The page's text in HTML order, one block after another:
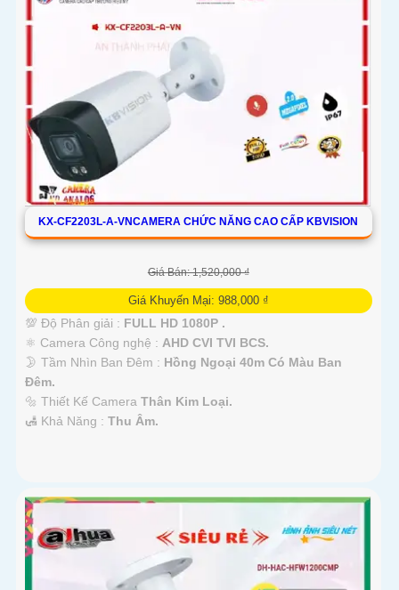
KX-CF2203L-A-VNCAMERA CHỨC NĂNG CAO CẤP KBVISION
Giá Bán: 1,520,000 ₫
Giá Khuyến Mại: 988,000 ₫
💯 Độ Phân giải : FULL HD 1080P .
⚛️ Camera Công nghệ : AHD CVI TVI BCS.
🌛 Tầm Nhìn Ban Đêm : Hồng Ngoại 40m Có Màu Ban
Đêm.
🔩 Thiết Kế Camera Thân Kim Loại.
️🛃 Khả Năng : Thu Âm.